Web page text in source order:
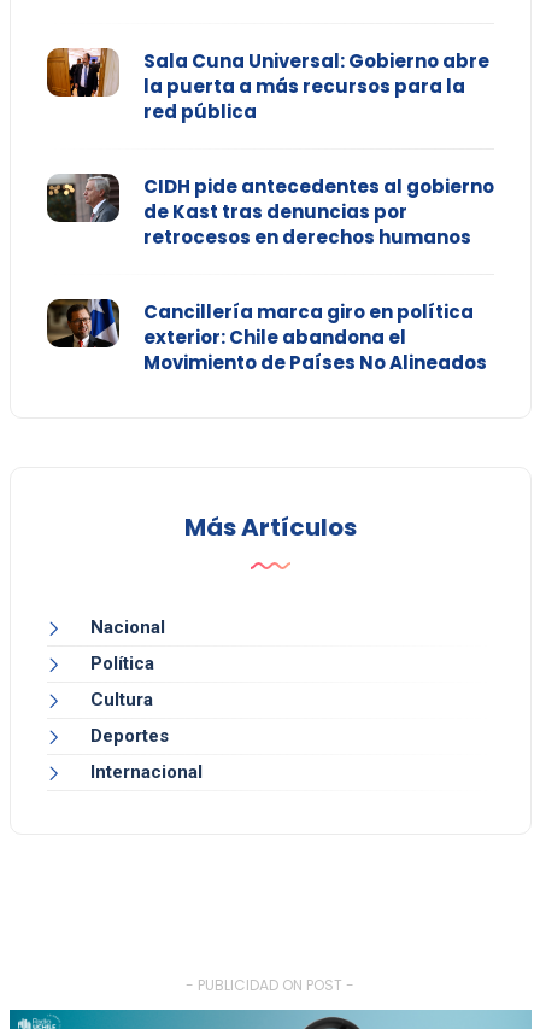
Sala Cuna Universal: Gobierno abre
la puerta a más recursos para la
red pública
CIDH pide antecedentes al gobierno
de Kast tras denuncias por
retrocesos en derechos humanos
Cancillería marca giro en política
exterior: Chile abandona el
Movimiento de Países No Alineados
Más Artículos
Nacional
Política
Cultura
Deportes
Internacional
- PUBLICIDAD ON POST -